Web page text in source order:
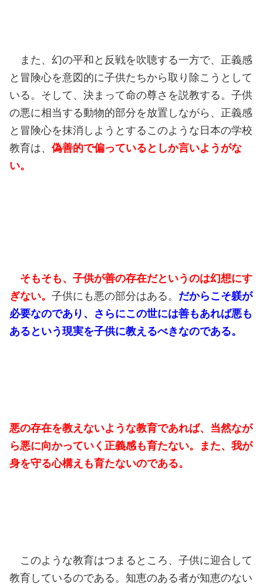
また、幻の平和と反戦を吹聴する一方で、正義感
と冒険心を意図的に子供たちから取り除こうとして
いる。そして、決まって命の尊さを説教する。子供
の悪に相当する動物的部分を放置しながら、正義感
と冒険心を抹消しようとするこのような日本の学校
教育は、 偽善的で偏っているとしか言いようがな
い。
そもそも、子供が善の存在だというのは幻想にす
ぎない。 子供にも悪の部分はある。 だからこそ躾が
必要なのであり、さらにこの世には善もあれば悪も
あるという現実を子供に教えるべきなのである。
悪の存在を教えないような教育であれば、当然なが
ら悪に向かっていく正義感も育たない。また、我が
身を守る心構えも育たないのである。
このような教育はつまるところ、子供に迎合して
教育しているのである。知恵のある者が知恵のない